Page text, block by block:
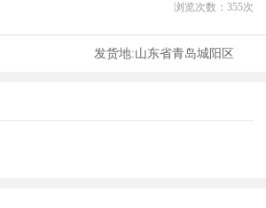
浏览次数： 355次
发货地:山东省青岛城阳区